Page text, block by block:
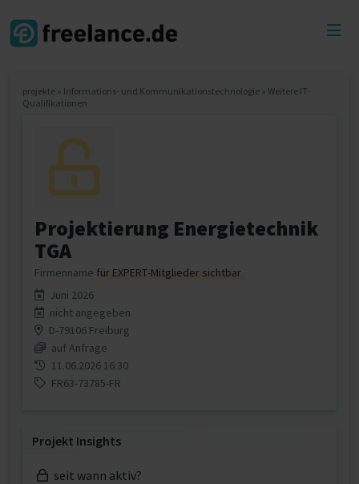
projekte » Informations- und Kommunikationstechnologie » Weitere IT-
Qualifikationen
Projektierung Energietechnik
TGA
Firmenname für EXPERT-Mitglieder sichtbar
Juni 2026
nicht angegeben
D-79106 Freiburg
auf Anfrage
11.06.2026 16:30
FR63-73785-FR
Projekt Insights
seit wann aktiv?